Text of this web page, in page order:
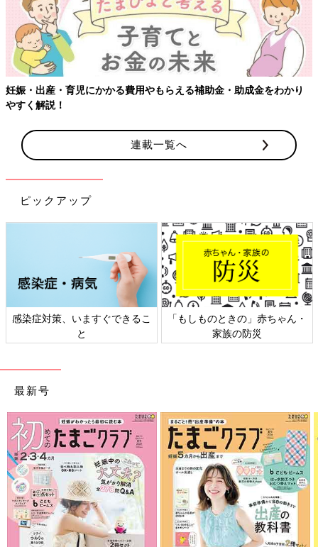
かり
連載一覧へ
ピックアップ
ゃん・
日本外来小児科学会リーフレッ
六星占術 細木かおりさ
最新号